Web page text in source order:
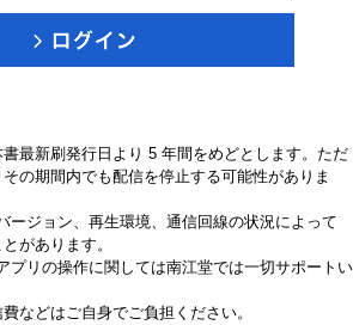
書最新刷発行日より 5 年間をめどとします。ただ
の期間内でも配信を停止する可能性がありま
ージョン、再生環境、通信回線の状況によって
があります。
プリの操作に関しては南江堂では一切サポートい
などはご自身でご負担ください。